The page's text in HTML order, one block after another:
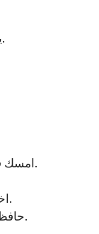
يحسن الحركة (الكاحلين والوركين والكتفين).
امسك قضيبًا فوق رأسه مع تمديد الذراعين بالكامل.
اخفض إلى القرفصاء مع الحفاظ على التوازن.
حافظ على الشريط متماسكًا فوق منتصف قدمك.